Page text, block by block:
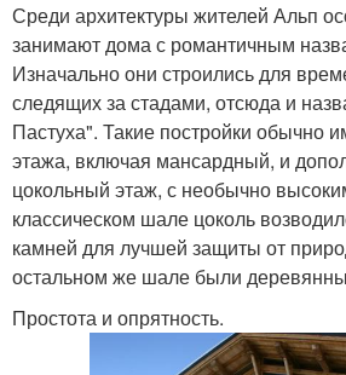
Среди архитектуры жителей Альп
занимают дома с романтичным
Изначально они строились для
следящих за стадами, отсюда и
Пастуха". Такие постройки обычно
этажа, включая мансардный, и
цокольный этаж, с необычно
классическом шале цоколь
камней для лучшей защиты от
остальном же шале были
Простота и опрятность.